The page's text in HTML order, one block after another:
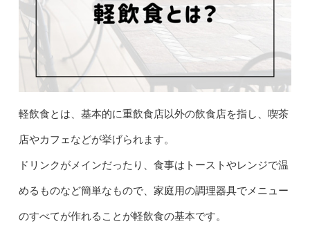
軽飲食とは、基本的に重飲食店以外の飲食店を指し、喫茶
店やカフェなどが挙げられます。
ドリンクがメインだったり、食事はトーストやレンジで温
めるものなど簡単なもので、家庭用の調理器具でメニュー
のすべてが作れることが軽飲食の基本です。